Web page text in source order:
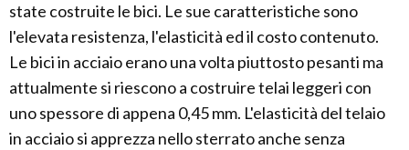
state costruite le bici. Le sue caratteristiche sono
l'elevata resistenza, l'elasticità ed il costo contenuto.
Le bici in acciaio erano una volta piuttosto pesanti ma
attualmente si riescono a costruire telai leggeri con
uno spessore di appena 0,45 mm. L'elasticità del telaio
in acciaio si apprezza nello sterrato anche senza